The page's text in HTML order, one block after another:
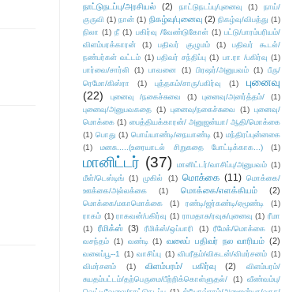
நாட்டுநடப்பு/அரசியல் (2) நாட்டுநடப்பு/புனைவு (1)
நாய்/
குருவி (1) நான் (1) நிகழ்வு/புனைவு (2) நிகழ்வு/விபத்து (1)
நிலா (1) நீ (1) பகிர்வு /வேண்டுகோள் (1) பட்டு/பாரம்பரியம்/
விளம்பரக்காரன்
(1) பதிவர் குழுமம் (1)
பதிவர் கூடல்/
நண்பர்கள் வட்டம் (1) பதிவர் சந்திப்பு (1) பா.ரா /பகிர்வு (1)
பார்வை/சார்லி
(1) பாவனை (1) பிரஷர்/அனுபவம் (1) பீரு/
ரெமோ/கிஸ்ரா
(1) புத்தகம்/சாரு/பகிர்வு (1)
புனைவு
(22)
புனைவு /நகைச்சுவை (1) புனைவு/அனர்த்தம்/
(1)
புனைவு/அனுபவகதை (1) புனைவு/நகைச்சுவை (1) புனைவு/
மொக்கை (1) பைத்தியக்காரன்/ அனுஜன்யா/ ஆதி/மொக்கை
(1) பொது (1) பொய்யாண்டி/நையாண்டி (1) மந்திரப்புன்னகை
(1)
மனசு.....(உரையாடல் சிறுகதை போட்டிக்காக...) (1)
மானிட்டர் (37) மானிட்டர்/வாசிப்பு/அனுபவம் (1)
மீள்/டெஸ்டிங் (1) முகில் (1) மொக்கை (11) மொக்கை/
ஊக்கை/அல்லக்கை
(1) மொக்கை/எளக்கியம் (2)
மொக்கை/மகாமொக்கை (1) ரண்டி/ஜர்கண்டி/ஏமூண்டி
(1)
ராகம் (1) ராகவன்/பகிர்வு (1) ராமதாசு/ரவுசு/புனைவு (1) ரீமா
(1)
ரீமிக்ஸ் (3) ரீமிக்ஸ்/ஒப்பாரி (1) ரீமேக்/மொக்கை
(1)
வசந்தம் (1) வண்டி (1) வலைப் பதிவர் நல வாரியம் (2)
வலைப்பூ--1 (1) வாசிப்பு (1) விபரீதம்/விகடன்/விமர்சனம் (1)
விமர்சனம்
(1) விளம்பரம்/ பகிர்வு (2)
விளம்பரம்/
சுயதம்பட்டம்/தற்பெருமை/பீற்றிக்கொள்ளுதல்/
(1) வீண்வம்பு/